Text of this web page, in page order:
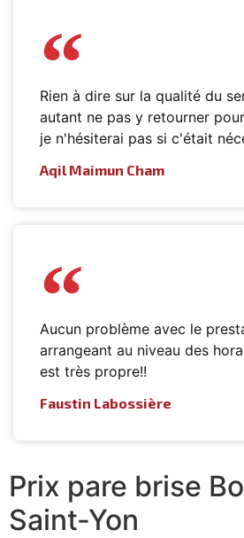
Rien à dire sur la qualité du
autant ne pas y retourner
je n'hésiterai pas si c'était
Aqil Maimun Cham
Aucun problème avec le
arrangeant au niveau des
est très propre!!
Faustin Labossière
Prix pare brise
Saint-Yon